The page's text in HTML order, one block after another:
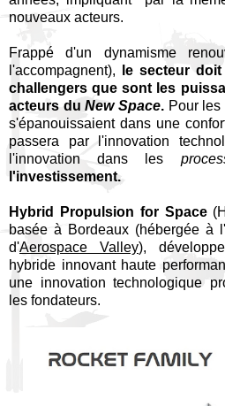
nouveaux acteurs.
Frappé d'un dynamisme
l'accompagnent),
le secteur
challengers que sont les
acteurs duNew Space. Pour
s'épanouissaient dans une
passera par l'innovation
l'innovation dans les
l'investissement.
Hybrid Propulsion for Space
basée à Bordeaux (hébergée à l'
d'Aerospace Valley),
hybride innovant haute
une innovation technologique
les fondateurs.